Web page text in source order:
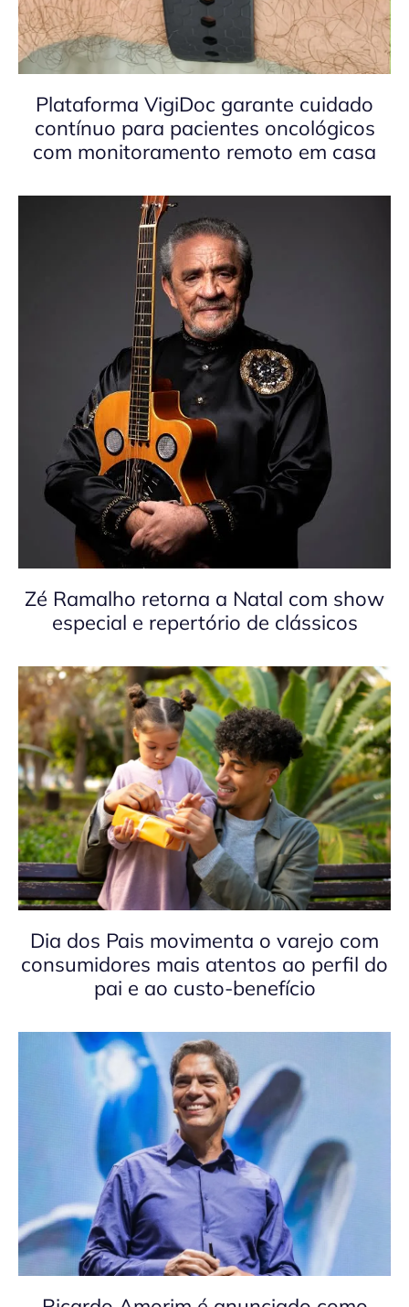
Plataforma VigiDoc garante cuidado
contínuo para pacientes oncológicos
com monitoramento remoto em casa
Zé Ramalho retorna a Natal com show
especial e repertório de clássicos
Dia dos Pais movimenta o varejo com
consumidores mais atentos ao perfil do
pai e ao custo-benefício